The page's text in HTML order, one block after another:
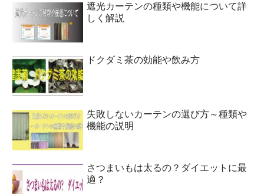
遮光カーテンの種類や機能について詳
しく解説
ドクダミ茶の効能や飲み方
失敗しないカーテンの選び方～種類や
機能の説明
さつまいもは太るの？ダイエットに最
適？